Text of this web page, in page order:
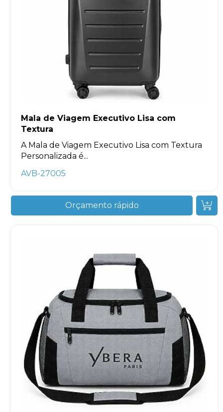
Mala de Viagem Executivo Lisa com
Textura
A Mala de Viagem Executivo Lisa com Textura
Personalizada é...
AVB-27005
Orçamento rápido